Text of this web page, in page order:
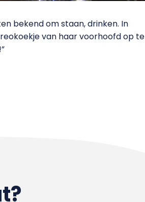
bekend om staan, drinken. In
van haar voorhoofd op te